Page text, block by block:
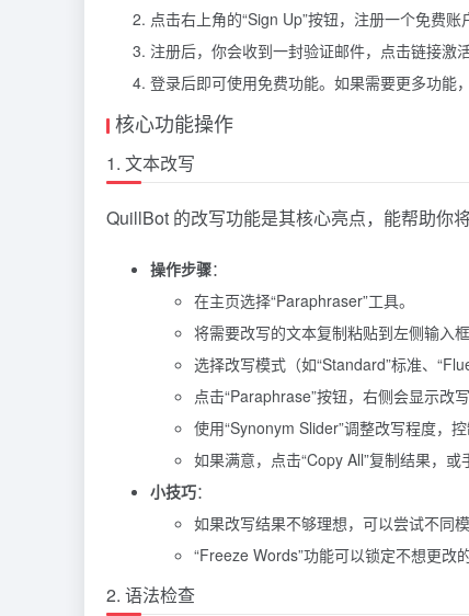
点击右上角的“Sign Up”按钮，注册一个免费账
注册后，你会收到一封验证邮件，点击链接激活
登录后即可使用免费功能。如果需要更多功能
核心功能操作
1. 文本改写
QuillBot 的改写功能是其核心亮点，能帮助你
操作步骤：
在主页选择“Paraphraser”工具。
将需要改写的文本复制粘贴到左侧输入框
选择改写模式（如“Standard”标准、
点击“Paraphrase”按钮，右侧会显示改写
使用“Synonym Slider”调整改写程度，控
如果满意，点击“Copy All”复制结果，或
小技巧：
如果改写结果不够理想，可以尝试不同模
“Freeze Words”功能可以锁定不想更改
2. 语法检查